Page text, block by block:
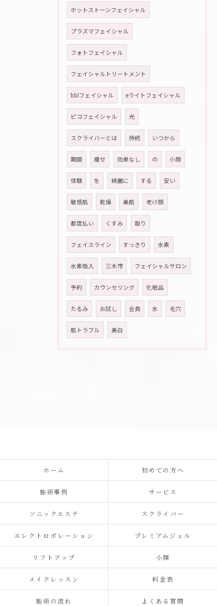
ホットストーンフェイシャル
プラズマフェイシャル
フォトフェイシャル
フェイシャルトリートメント
bblフェイシャル eライトフェイシャル
ピコフェイシャル 光
スクライバーとは 持続 いつから
期間 痩せ 効果なし の 小顔
体験 を 綺麗に する 安い
敏感肌 乾燥 美肌 老け顔
都度払い くすみ 取り
フェイスライン すっきり 水素
水素吸入 三木市 フェイシャルサロン
予約 カウンセリング 化粧品
たるみ お試し 会員 水 毛穴
肌トラブル 美白
ホーム 初めての方へ
施術事例 サービス
ソニックエステ スクライバー
エレクトロポレーション プレミアムジェル
リフトアップ 小顔
メイクレッスン 料金表
施術の流れ よくある質問